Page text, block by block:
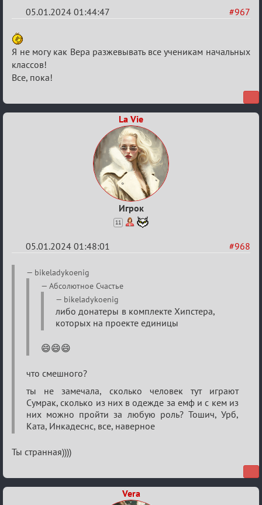
#967
05.01.2024 01:44:47
Re:
Сумрак
нововведения
Я не могу как Вера разжевывать все ученикам начальных
классов!
Все, пока!
La Vie
Игрок
11
#968
05.01.2024 01:48:01
Re:
Сумрак
нововведения
bikeladykoenig
Aбсолютное Счастье
bikeladykoenig
либо донатеры в комплекте Хипстера,
которых на проекте единицы
😄😄😄
что смешного?
ты не замечала, сколько человек тут играют
Сумрак, сколько из них в одежде за емф и с кем из
них можно пройти за любую роль? Тошич, Урб,
Ката, Инкадеснс, все, наверное
Ты странная))))
Vera